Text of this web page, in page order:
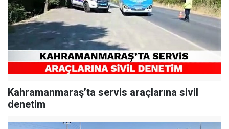
Kahramanmaraş’ta servis araçlarına sivil
denetim